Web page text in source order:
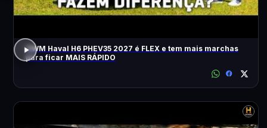
GWM Haval H6 PHEV35 2027 é FLEX e tem mais marchas
para ficar MAIS RÁPIDO